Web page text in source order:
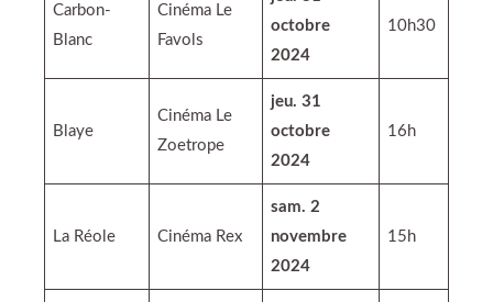
Carbon-
Blanc
Cinéma Le
Favols
octobre
2024
10h30
Blaye
Cinéma Le
Zoetrope
jeu. 31
octobre
2024
16h
La Réole Cinéma Rex
sam. 2
novembre
2024
15h